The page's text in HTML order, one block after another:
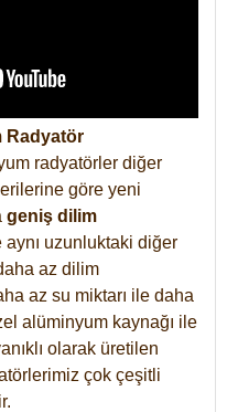
Radyatör
radyatörler diğer
göre yeni
geniş dilim
uzunluktaki diğer
az dilim
az su miktarı ile daha
alüminyum kaynağı ile
olarak üretilen
çok çeşitli